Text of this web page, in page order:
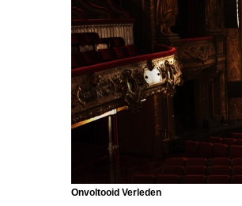
Onvoltooid Verleden